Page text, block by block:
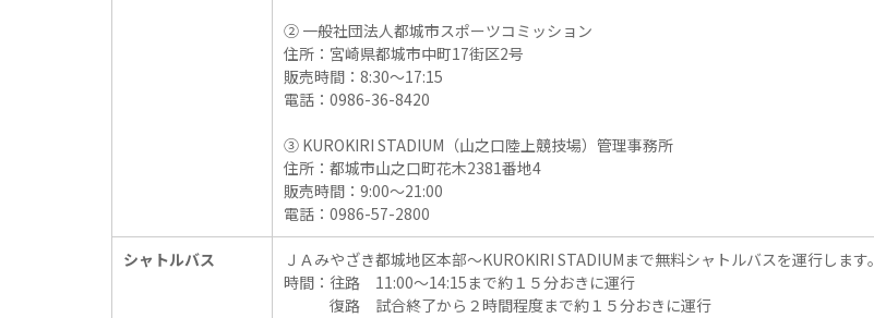
② 一般社団法人都城市スポーツコミッション
住所：宮崎県都城市中町17街区2号
販売時間：8:30～17:15
電話：0986-36-8420
③ KUROKIRI STADIUM（山之口陸上競技場）管理事務所
住所：都城市山之口町花木2381番地4
販売時間：9:00～21:00
電話：0986-57-2800
シャトルバス
ＪＡみやざき都城地区本部～KUROKIRI STADIUMまで無料シャトルバスを運行します。
時間：往路 11:00～14:15まで約１５分おきに運行
復路 試合終了から２時間程度まで約１５分おきに運行